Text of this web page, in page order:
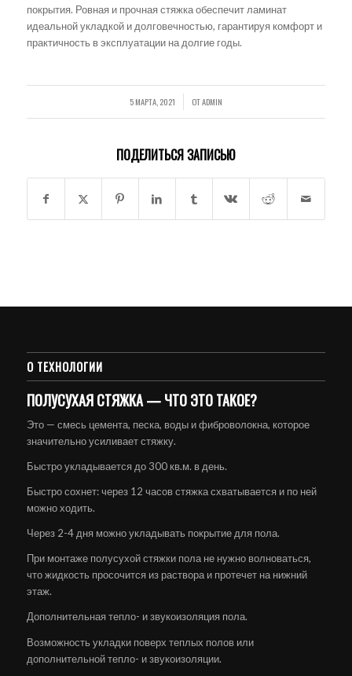
покрытия. Ровная и прочная стяжка обеспечит ламинат
идеальной укладкой и долговечностью, гарантируя комфорт и
практичность в эксплуатации на долгие годы.
5 МАРТА, 2021
/ ОТADMIN
ПОДЕЛИТЬСЯ ЗАПИСЬЮ
О ТЕХНОЛОГИИ
ПОЛУСУХАЯ СТЯЖКА — ЧТО ЭТО ТАКОЕ?
Это — смесь цемента, песка, воды и фиброволокна, которое
значительно усиливает стяжку.
Быстро укладывается до 300 кв.м. в день.
Быстро сохнет: через 12 часов стяжка схватывается и по ней
можно ходить.
Через 2-4 дня можно укладывать покрытие для пола.
При монтаже полусухой стяжки пола не нужно волноваться,
что жидкость просочится из раствора и протечет на нижний
этаж.
Дополнительная тепло- и звукоизоляция пола.
Возможность укладки поверх теплых полов или
дополнительной тепло- и звукоизоляции.